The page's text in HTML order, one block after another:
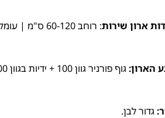
ארון שירות: רוחב 60-120 ס"מ | עומק 46 ס"מ | גובה 46 ס"מ.
הארון: גוף פורניר גוון 100 + ידיות בגוון 300-גובה הידית 4 ס״מ.
גדור לבן.